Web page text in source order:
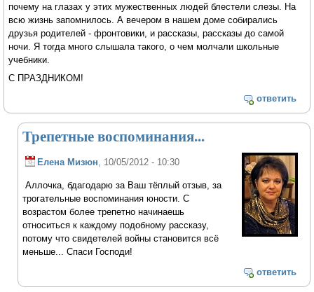
почему на глазах у этих мужественных людей блестели слезы. На
всю жизнь запомнилось. А вечером в нашем доме собирались
друзья родителей - фронтовики, и рассказы, рассказы до самой
ночи. Я тогда много слышала такого, о чем молчали школьные
учебники.
С ПРАЗДНИКОМ!
ответить
Трепетные воспоминания...
Елена Мизюн, 10/05/2012 - 10:30
Аллочка, бдагодарю за Ваш тёплый отзыв, за
трогательные воспоминания юности. С
возрастом более трепетно начинаешь
относиться к каждому подобному рассказу,
потому что свидетелей войны становится всё
меньше... Спаси Господи!
ответить